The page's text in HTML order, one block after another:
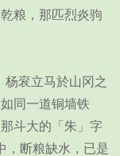
粮，那匹烈炎驹
衮立马於山冈之
同一道铜墙铁
斗大的「朱」字
，断粮缺水，已是